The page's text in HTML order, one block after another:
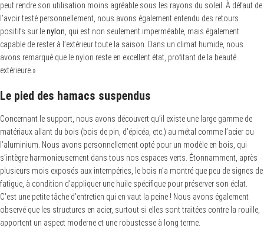
peut rendre son utilisation moins agréable sous les rayons du soleil. À défaut de
l’avoir testé personnellement, nous avons également entendu des retours
positifs sur lenylon , qui est non seulement imperméable, mais également
capable de rester à l’extérieur toute la saison. Dans un climat humide, nous
avons remarqué que le nylon reste en excellent état, profitant de la beauté
extérieure.»
Le pied des hamacs suspendus
Concernant le support, nous avons découvert qu’il existe une large gamme de
matériaux allant du bois (bois de pin, d’épicéa, etc.) au métal comme l’acier ou
l’aluminium. Nous avons personnellement opté pour un modèle en bois, qui
s’intègre harmonieusement dans tous nos espaces verts. Étonnamment, après
plusieurs mois exposés aux intempéries, le bois n’a montré que peu de signes de
fatigue, à condition d’appliquer une huile spécifique pour préserver son éclat.
C’est une petite tâche d’entretien qui en vaut la peine ! Nous avons également
observé que les structures en acier, surtout si elles sont traitées contre la rouille,
apportent un aspect moderne et une robustesse à long terme.
e
a
f
: